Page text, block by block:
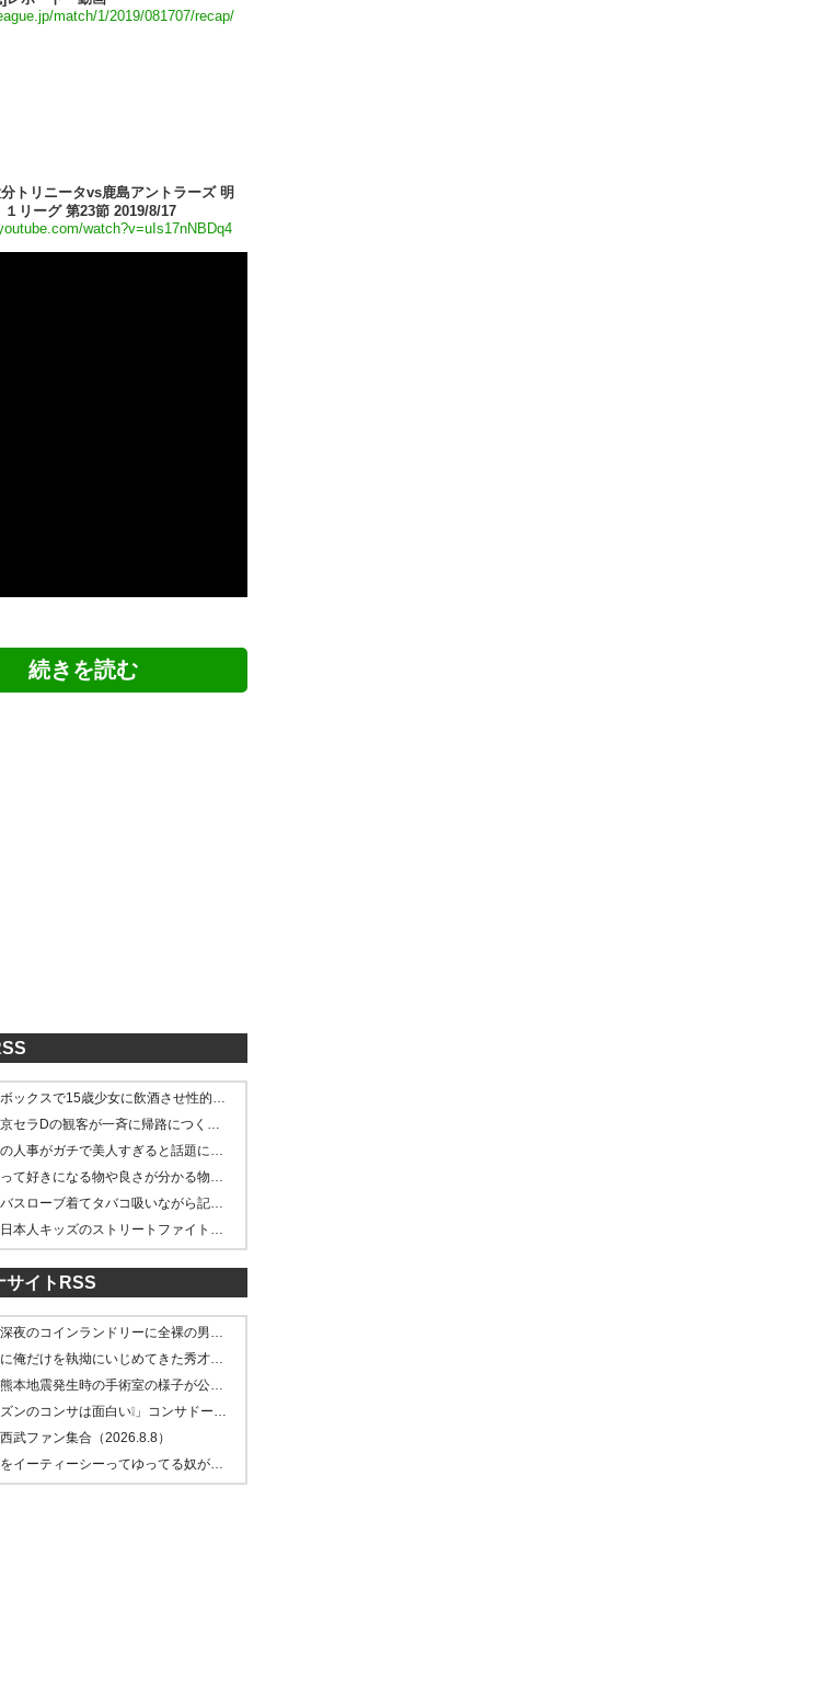
match/1/2019/081707/recap/
トリニータvs鹿島アントラーズ 明
１リーグ 第23節 2019/8/17
watch?v=uIs17nNBDq4
よっしゃ！アウェイで
タに勝ったぞ！！！！
@一花推し
2019, 8月 17
！！ 相馬、小泉、ブ
った👏👏👏 #antlers
とメロン
2019, 8月 17
jMBP9Rrdmw
ントラーズ 公式
2019, 8月 17
んなでよ頑張った！ ま
ケる勝ち点3！ みん
やってやろうよ！
洗 v＞ω＜w
2019, 8月 17
です！ 現地組の皆さん
援ありがとうございま
#成田イオン
クビューイング
DjRPJXD0p1
10(土) vsFマリ
(kashimalove18)
17
ぉまああああああああ
！！！！#鹿島アントラ
ーグ
u5ofs5HYuc
カラオケボックスで15歳少女に飲酒させ性的暴行 54歳男…
【阪神】京セラDの観客が一斉に帰路につく寂しい光景 ８…
安川電機の人事がガチで美人すぎると話題に…（※画像あり）
大人になって好きになる物や良さが分かる物といえば？
【悲報】バスローブ着てタバコ吸いながら記者会見する奴…
【悲報】日本人キッズのストリートファイト、さすがにキ…
サイトRSS
【面白】深夜のコインランドリーに全裸の男（１８） 「…
中学時代に俺だけを執拗にいじめてきた秀才のA！推薦入試…
【動画】熊本地震発生時の手術室の様子が公開される
「今シーズンのコンサは面白い❕」コンサドーレ札幌 J2も…
西武ファン集合（2026.8.8）
ETCの事をイーティーシーってゆってる奴がいたｗｗｗｗｗ…